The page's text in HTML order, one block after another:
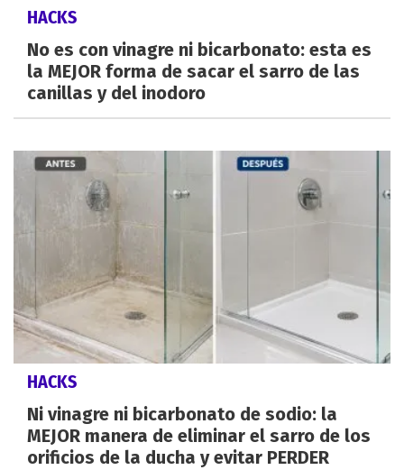
HACKS
No es con vinagre ni bicarbonato: esta es
la MEJOR forma de sacar el sarro de las
canillas y del inodoro
HACKS
Ni vinagre ni bicarbonato de sodio: la
MEJOR manera de eliminar el sarro de los
orificios de la ducha y evitar PERDER